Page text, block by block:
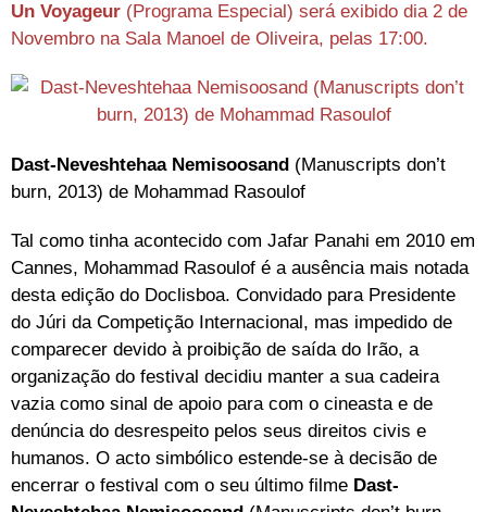
Un Voyageur (Programa Especial) será exibido dia 2 de
Novembro na Sala Manoel de Oliveira, pelas 17:00.
Dast-Neveshtehaa Nemisoosand (Manuscripts don’t
burn, 2013) de Mohammad Rasoulof
Tal como tinha acontecido com Jafar Panahi em 2010 em
Cannes, Mohammad Rasoulof é a ausência mais notada
desta edição do Doclisboa. Convidado para Presidente
do Júri da Competição Internacional, mas impedido de
comparecer devido à proibição de saída do Irão, a
organização do festival decidiu manter a sua cadeira
vazia como sinal de apoio para com o cineasta e de
denúncia do desrespeito pelos seus direitos civis e
humanos. O acto simbólico estende-se à decisão de
encerrar o festival com o seu último filme Dast-